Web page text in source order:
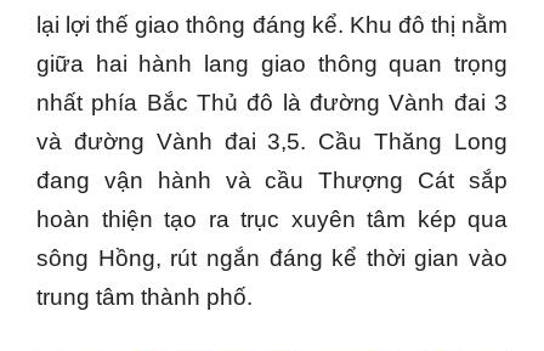
lại lợi thế giao thông đáng kể. Khu đô thị nằm
giữa hai hành lang giao thông quan trọng
nhất phía Bắc Thủ đô là đường Vành đai 3
và đường Vành đai 3,5. Cầu Thăng Long
đang vận hành và cầu Thượng Cát sắp
hoàn thiện tạo ra trục xuyên tâm kép qua
sông Hồng, rút ngắn đáng kể thời gian vào
trung tâm thành phố.